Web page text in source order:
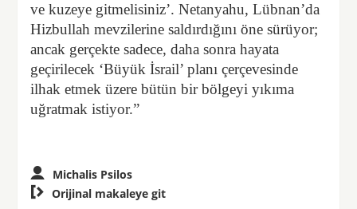
ve kuzeye gitmelisiniz’. Netanyahu, Lübnan’da
Hizbullah mevzilerine saldırdığını öne sürüyor;
ancak gerçekte sadece, daha sonra hayata
geçirilecek ‘Büyük İsrail’ planı çerçevesinde
ilhak etmek üzere bütün bir bölgeyi yıkıma
uğratmak istiyor.”
Michalis Psilos
 Orijinal makaleye git